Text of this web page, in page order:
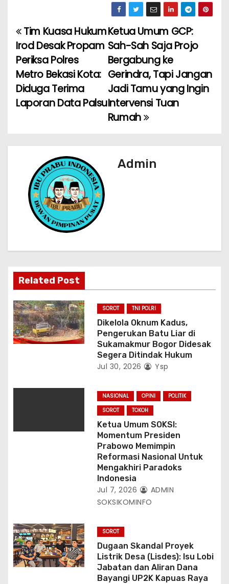
e
b
o
o
k
ts
A
p
p
l gr
a
m
ar
e
N
a
v
i
a
s
Ketua Umum GCP:
Sah-Sah Saja Projo
Bergabung ke
Gerindra, Tapi Jangan
Jadi Tamu yang Ingin
Intervensi Tuan
Rumah
Tim Kuasa Hukum
Irod Desak Propam
Periksa Polres
Metro Bekasi Kota:
Diduga Terima
Laporan Data Palsu
Admin
Related Post
SOROT TNI POLRI
Dikelola Oknum Kadus,
Pengerukan Batu Liar di
Sukamakmur Bogor Didesak
Segera Ditindak Hukum
Jul 30, 2026 Ysp
NASIONAL OPINI
POLITIK
SOROT
TOKOH
Ketua Umum SOKSI:
Momentum Presiden
Prabowo Memimpin
Reformasi Nasional Untuk
Mengakhiri Paradoks
Indonesia
Jul 7, 2026
ADMIN
SOKSIKOMINFO
SOROT
Dugaan Skandal Proyek
Listrik Desa (Lisdes): Isu Lobi
Jabatan dan Aliran Dana
Bayangi UP2K Kapuas Raya